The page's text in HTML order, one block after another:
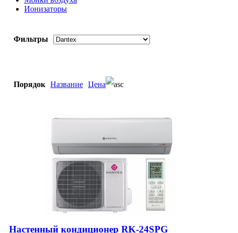
Ионизаторы
Фильтры
Порядок Название Цена
Настенный кондиционер RK-24SPG